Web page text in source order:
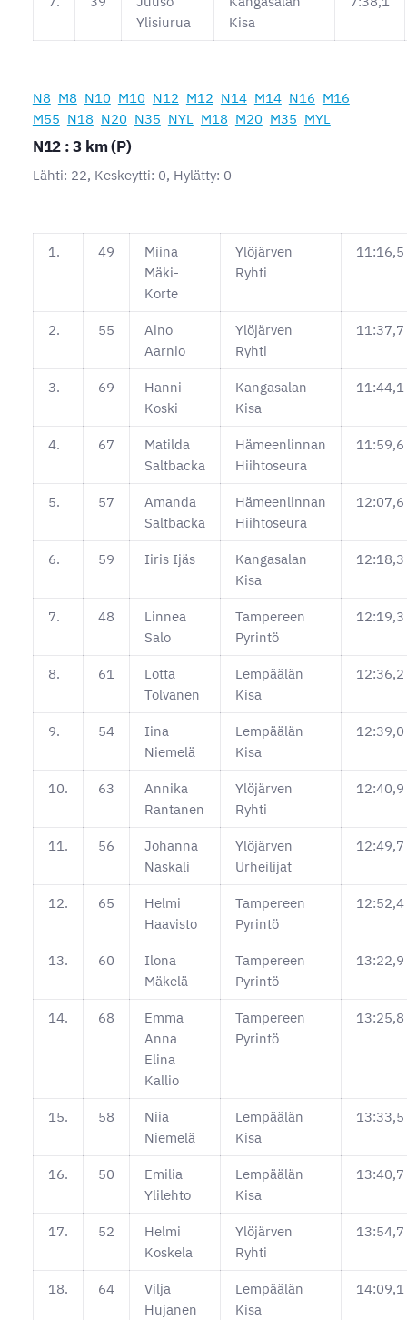
Ylisiurua
Kisa
N8 M8 N10 M10 N12 M12 N14 M14 N16 M16
M55 N18 N20 N35 NYL M18 M20 M35 MYL
N12 : 3 km (P)
Lähti: 22, Keskeytti: 0, Hylätty: 0
1. 49
Miina
Mäki-
Korte
Ylöjärven
Ryhti
11:16,5
2. 55
Aino
Aarnio
Ylöjärven
Ryhti
11:37,7
3. 69
Hanni
Koski
Kangasalan
Kisa
11:44,1
4. 67
Matilda
Saltbacka
Hämeenlinnan
Hiihtoseura
11:59,6
5. 57
Amanda
Saltbacka
Hämeenlinnan
Hiihtoseura
12:07,6
6. 59 Iiris Ijäs
Kangasalan
Kisa
12:18,3
7. 48
Linnea
Salo
Tampereen
Pyrintö
12:19,3
8. 61
Lotta
Tolvanen
Lempäälän
Kisa
12:36,2
9. 54
Iina
Niemelä
Lempäälän
Kisa
12:39,0
10. 63
Annika
Rantanen
Ylöjärven
Ryhti
12:40,9
11. 56
Johanna
Naskali
Ylöjärven
Urheilijat
12:49,7
12. 65
Helmi
Haavisto
Tampereen
Pyrintö
12:52,4
13. 60
Ilona
Mäkelä
Tampereen
Pyrintö
13:22,9
14. 68
Emma
Anna
Elina
Kallio
Tampereen
Pyrintö
13:25,8
15. 58
Niia
Niemelä
Lempäälän
Kisa
13:33,5
16. 50
Emilia
Ylilehto
Lempäälän
Kisa
13:40,7
17. 52
Helmi
Koskela
Ylöjärven
Ryhti
13:54,7
18. 64
Vilja
Hujanen
Lempäälän
Kisa
14:09,1